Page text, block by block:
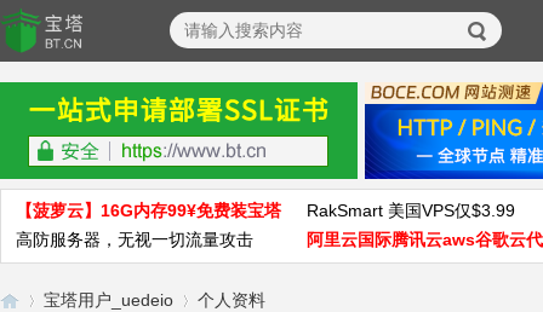
【菠萝云】16G内存99¥免费装宝塔
RakSmart 美国VPS仅$3.99
高防服务器，无视一切流量攻击
阿里云国际腾讯云aws谷歌云
宝塔用户_uedeio 个人资料